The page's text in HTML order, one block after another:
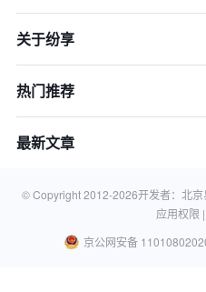
四
五
常
关于纷享
热门推荐
最新文章
© Copyright 2012-2026开发者：北
应用权限 |
京公网安备